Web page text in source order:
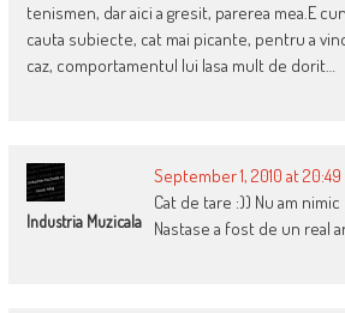
tenismen, dar aici a gresit, parerea mea.E
cauta subiecte, cat mai picante, pentru a
caz, comportamentul lui lasa mult de dorit…
Industria Muzicala
September 1, 2010 at 20:49
Cat de tare :)) Nu am
Nastase a fost de un real